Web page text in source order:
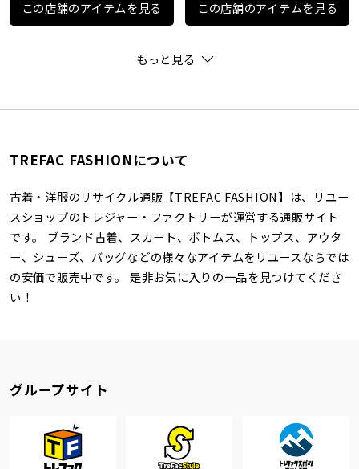
この店舗のアイテムを見る
この店舗のアイテムを見る
もっと見る
TREFAC FASHIONについて
古着・洋服のリサイクル通販【TREFAC FASHION】は、リユー
スショップのトレジャー・ファクトリーが運営する通販サイト
です。 ブランド古着、スカート、ボトムス、トップス、アウタ
ー、シューズ、バッグなどの様々なアイテムをリユースならでは
の安価で販売中です。 是非お気に入りの一品を見つけてくださ
い！
グループサイト